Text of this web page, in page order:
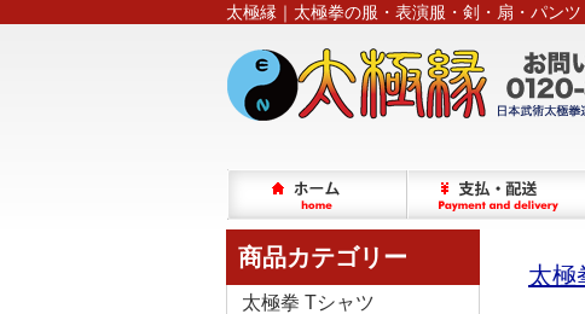
太極縁｜太極拳の服・表演服・剣・扇・パンツ
商品カテゴリー
太極拳 Tシャツ
太極